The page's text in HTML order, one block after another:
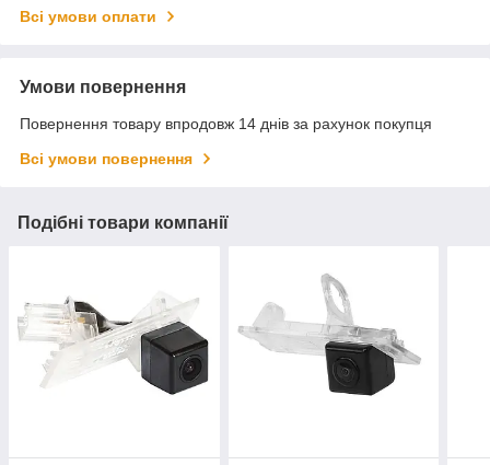
Всі умови оплати
Умови повернення
Повернення товару впродовж 14 днів за рахунок покупця
Всі умови повернення
Подібні товари компанії